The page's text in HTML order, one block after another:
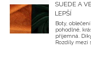
SUEDE A
LEPŠÍ
Boty,
pohodlné,
příjemná.
Rozdíly mezi